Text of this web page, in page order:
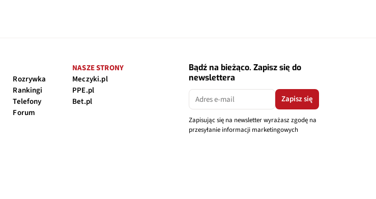
Rozrywka
Rankingi
Telefony
Forum
NASZE STRONY
Meczyki.pl
PPE.pl
Bet.pl
Bądź na bieżąco. Zapisz się do
newslettera
Zapisz się
Zapisując się na newsletter wyrażasz zgodę na
przesyłanie informacji marketingowych